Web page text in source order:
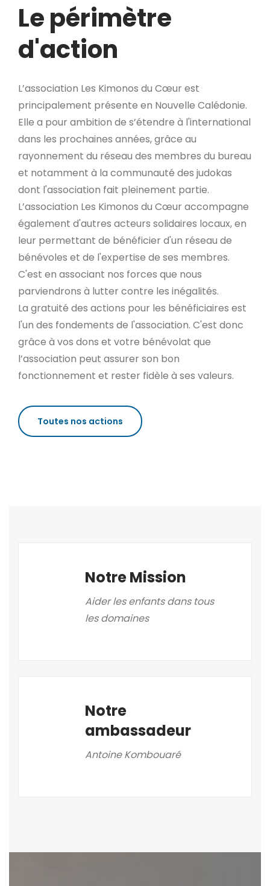
Le périmètre
d'action
L’association Les Kimonos du Cœur est
principalement présente en Nouvelle Calédonie.
Elle a pour ambition de s’étendre à l'international
dans les prochaines années, grâce au
rayonnement du réseau des membres du bureau
et notamment à la communauté des judokas
dont l'association fait pleinement partie.
L’association Les Kimonos du Cœur accompagne
également d'autres acteurs solidaires locaux, en
leur permettant de bénéficier d'un réseau de
bénévoles et de l'expertise de ses membres.
C'est en associant nos forces que nous
parviendrons à lutter contre les inégalités.
La gratuité des actions pour les bénéficiaires est
l'un des fondements de l'association. C'est donc
grâce à vos dons et votre bénévolat que
l’association peut assurer son bon
fonctionnement et rester fidèle à ses valeurs.
Toutes nos actions
Notre Mission
Aider les enfants dans tous
les domaines
Notre
ambassadeur
Antoine Kombouaré